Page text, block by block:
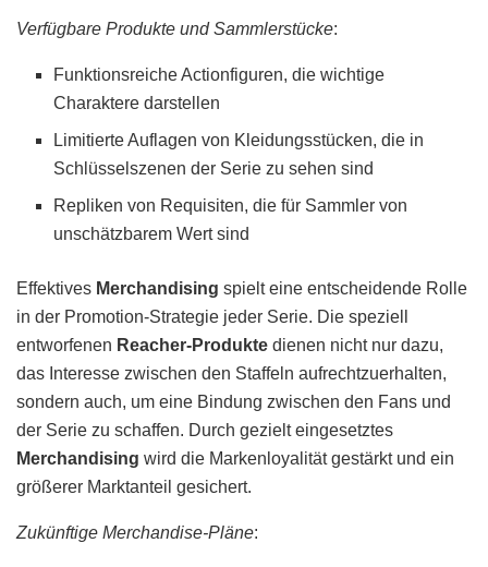
Verfügbare Produkte und Sammlerstücke:
Funktionsreiche Actionfiguren, die wichtige
Charaktere darstellen
Limitierte Auflagen von Kleidungsstücken, die in
Schlüsselszenen der Serie zu sehen sind
Repliken von Requisiten, die für Sammler von
unschätzbarem Wert sind
Effektives Merchandising spielt eine entscheidende Rolle
in der Promotion-Strategie jeder Serie. Die speziell
entworfenen Reacher-Produkte dienen nicht nur dazu,
das Interesse zwischen den Staffeln aufrechtzuerhalten,
sondern auch, um eine Bindung zwischen den Fans und
der Serie zu schaffen. Durch gezielt eingesetztes
Merchandising wird die Markenloyalität gestärkt und ein
größerer Marktanteil gesichert.
Zukünftige Merchandise-Pläne: